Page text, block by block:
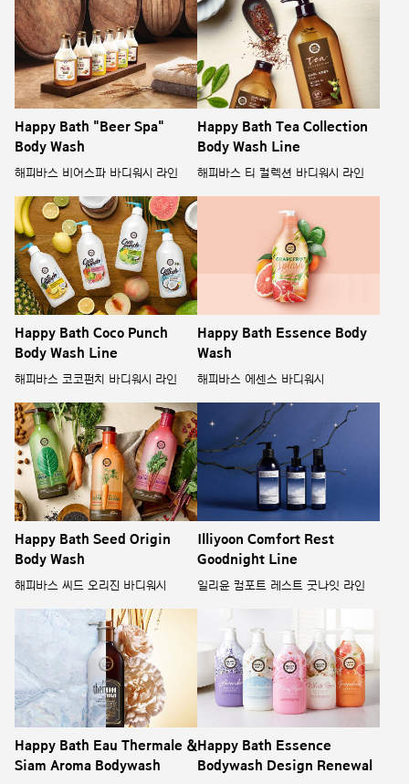
Happy Bath "Beer Spa"
Body Wash
해피바스 비어스파 바디워시 라인
Happy Bath Tea Collection
Body Wash Line
해피바스 티 컬렉션 바디워시 라인
Happy Bath Coco Punch
Body Wash Line
해피바스 코코펀치 바디워시 라인
Happy Bath Essence Body
Wash
해피바스 에센스 바디워시
Happy Bath Seed Origin
Body Wash
해피바스 씨드 오리진 바디워시
Illiyoon Comfort Rest
Goodnight Line
일리윤 컴포트 레스트 굿나잇 라인
Happy Bath Eau Thermale &
Siam Aroma Bodywash
Happy Bath Essence
Bodywash Design Renewal